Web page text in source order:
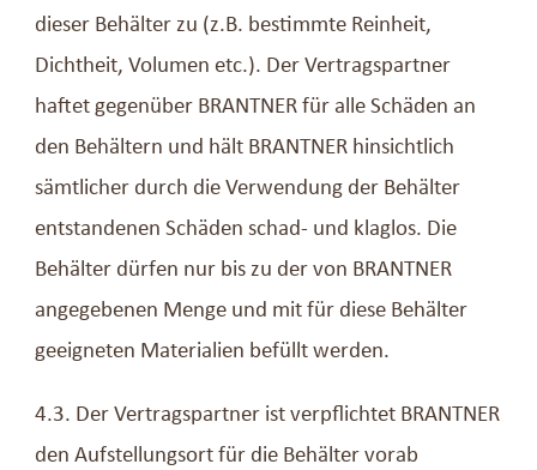
dieser Behälter zu (z.B. bestimmte Reinheit,
Dichtheit, Volumen etc.). Der Vertragspartner
haftet gegenüber BRANTNER für alle Schäden an
den Behältern und hält BRANTNER hinsichtlich
sämtlicher durch die Verwendung der Behälter
entstandenen Schäden schad- und klaglos. Die
Behälter dürfen nur bis zu der von BRANTNER
angegebenen Menge und mit für diese Behälter
geeigneten Materialien befüllt werden.
4.3. Der Vertragspartner ist verpflichtet BRANTNER
den Aufstellungsort für die Behälter vorab